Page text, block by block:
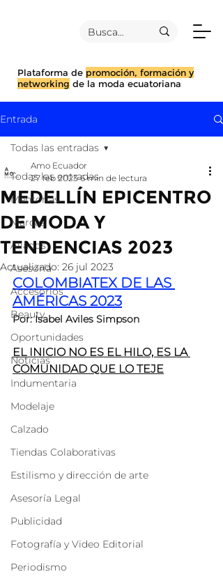
Plataforma de promoción, formación y
networking de la moda ecuatoriana
Entrada
Todas las entradas
Mentorías
Marcas
Aliados
Asesoría
Accesorios
Beauty
Oportunidades
Noticias
Indumentaria
Modelaje
Calzado
Tiendas Colaborativas
Estilismo y dirección de arte
Asesoría Legal
Publicidad
Fotografía y Video Editorial
Periodismo
Todas las entradas
MEDELLÍN EPICENTRO
DE MODA Y
TENDENCIAS 2023
Amo Ecuador
27 feb 2023 6 min de lectura
Actualizado: 26 jul 2023
COLOMBIATEX DE LAS
AMÉRICAS 2023
Por: Isabel Aviles Simpson
EL INICIO NO ES EL HILO, ES LA
COMUNIDAD QUE LO TEJE